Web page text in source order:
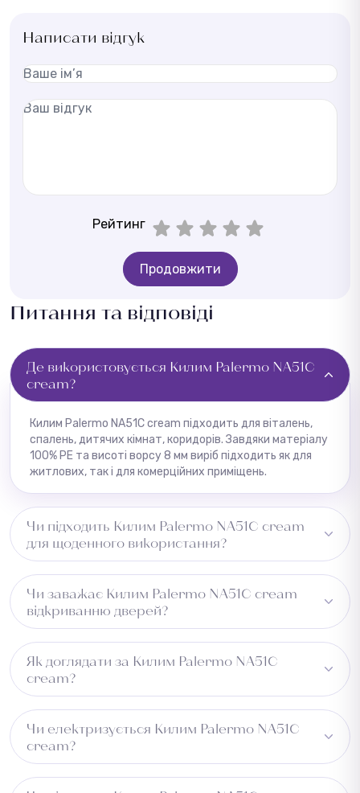
Написати відгук
Рейтинг
Продовжити
Питання та відповіді
Де використовується Килим Palermo NA51C
cream?
Килим Palermo NA51C cream підходить для віталень,
спалень, дитячих кімнат, коридорів. Завдяки матеріалу
100% PE та висоті ворсу 8 мм виріб підходить як для
житлових, так і для комерційних приміщень.
Чи підходить Килим Palermo NA51C cream
для щоденного використання?
забезпечують стійкість до зносу при регулярному
використанні.
Чи заважає Килим Palermo NA51C cream
відкриванню дверей?
встановленням.
Як доглядати за Килим Palermo NA51C
cream?
уникати надмірного зволоження.
Чи електризується Килим Palermo NA51C
cream?